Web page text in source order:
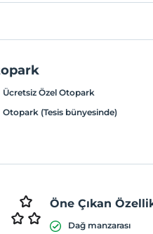
Ücretsiz Özel Otopark
Otopark (Tesis bünyesinde)
Öne Çıkan
Dağ manzarası